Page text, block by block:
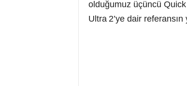
olduğumuz üçüncü Quick
Ultra 2’ye dair